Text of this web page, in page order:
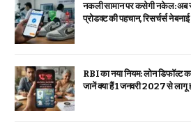
नकली सामान पर कसेगी नकेल: अब
प्रोडक्ट की पहचान, रिसर्चर्स ने
RBI का नया नियम: लोन डिफॉल्ट
जानें क्या हैं 1 जनवरी 2027 से लागू